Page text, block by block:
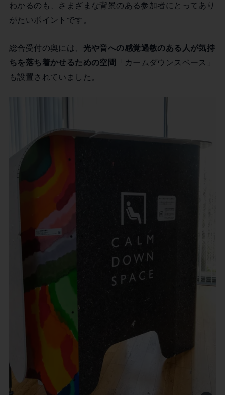
わかるのも、さまざまな背景のある参加者にとってあり
がたいポイントです。
総合受付の奥には、 光や音への感覚過敏のある人が気持
ちを落ち着かせるための空間
「カームダウンスペース」
も設置されていました。